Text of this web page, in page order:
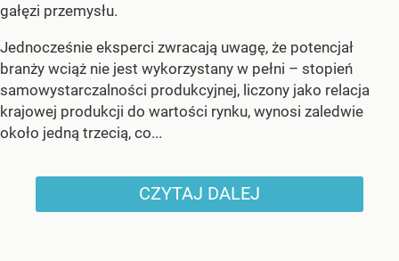
gałęzi przemysłu.
Jednocześnie eksperci zwracają uwagę, że potencjał
branży wciąż nie jest wykorzystany w pełni – stopień
samowystarczalności produkcyjnej, liczony jako relacja
krajowej produkcji do wartości rynku, wynosi zaledwie
około jedną trzecią, co...
CZYTAJ DALEJ